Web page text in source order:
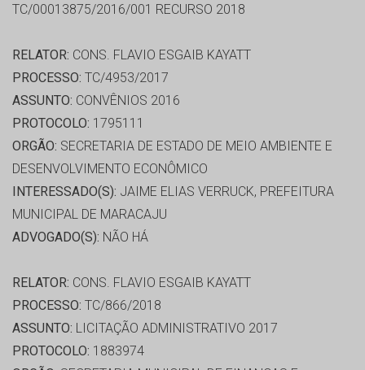
TC/00013875/2016/001 RECURSO 2018
RELATOR: CONS. FLAVIO ESGAIB KAYATT
PROCESSO: TC/4953/2017
ASSUNTO: CONVÊNIOS 2016
PROTOCOLO: 1795111
ORGÃO: SECRETARIA DE ESTADO DE MEIO AMBIENTE E
DESENVOLVIMENTO ECONÔMICO
INTERESSADO(S): JAIME ELIAS VERRUCK, PREFEITURA
MUNICIPAL DE MARACAJU
ADVOGADO(S): NÃO HÁ
RELATOR: CONS. FLAVIO ESGAIB KAYATT
PROCESSO: TC/866/2018
ASSUNTO: LICITAÇÃO ADMINISTRATIVO 2017
PROTOCOLO: 1883974